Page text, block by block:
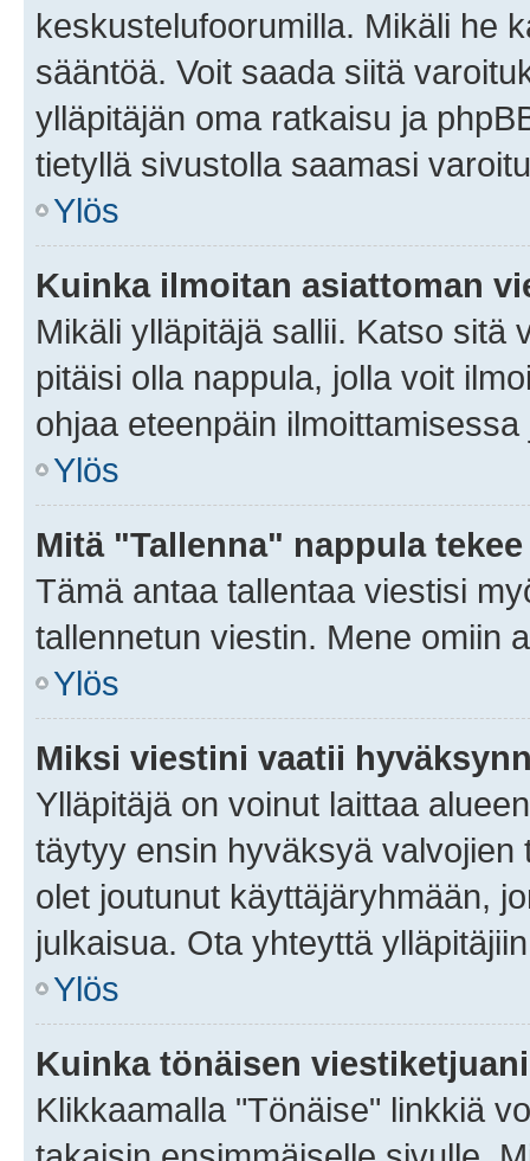
keskustelufoorumilla. Mikäli he
sääntöä. Voit saada siitä
ylläpitäjän oma ratkaisu ja
tietyllä sivustolla saamasi
Ylös
Kuinka ilmoitan asiattoman
Mikäli ylläpitäjä sallii. Katso sitä
pitäisi olla nappula, jolla voit
ohjaa eteenpäin
Ylös
Mitä "Tallenna" nappula
Tämä antaa tallentaa viestisi
tallennetun viestin. Mene omiin
Ylös
Miksi viestini vaatii
Ylläpitäjä on voinut laittaa
täytyy ensin hyväksyä
olet joutunut käyttäjäryhmään,
julkaisua. Ota yhteyttä
Ylös
Kuinka tönäisen
Klikkaamalla "Tönäise" linkkiä